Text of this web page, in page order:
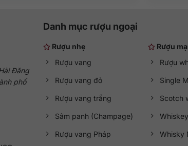
Đăng
phố
Danh mục rượu ngoại
Rượu nhẹ
Rượu vang
Rượu vang đỏ
Rượu vang trắng
Sâm panh (Champage)
Rượu vang Pháp
Rượu
Rượu
Single
Scotch
Whisky